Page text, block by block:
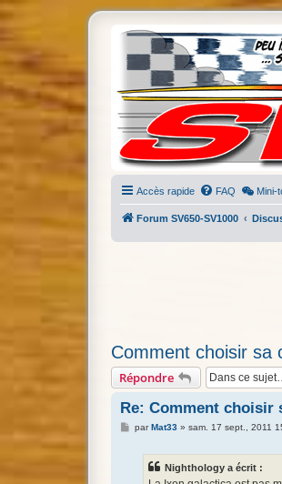
Accès rapide FAQ Mini-
Forum SV650-SV1000
Comment choisir sa
Répondre
Re: Comment choisir
MparMat33» sam. 17 sept., 2011
Nighthology a écrit :